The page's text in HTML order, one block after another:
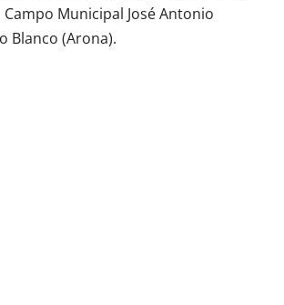
Municipal José Antonio
Blanco (Arona).